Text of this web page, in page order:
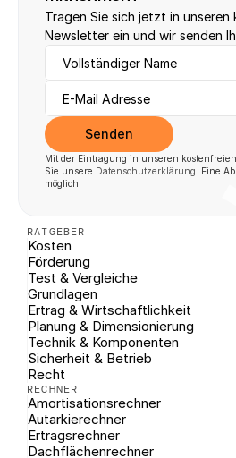
Tragen Sie sich jetzt in unseren
Newsletter ein und wir senden
Senden
Mit der Eintragung in unseren
Sie unsere Datenschutzerklärung . Eine
möglich.
RATGEBER
Kosten
Förderung
Test & Vergleiche
Grundlagen
Ertrag & Wirtschaftlichkeit
Planung & Dimensionierung
Technik & Komponenten
Sicherheit & Betrieb
Recht
RECHNER
Amortisationsrechner
Autarkierechner
Ertragsrechner
Dachflächenrechner